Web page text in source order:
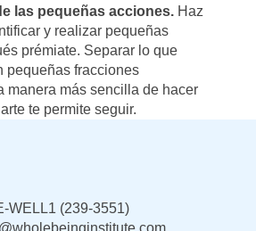
las pequeñas acciones.Haz
y realizar pequeñas
prémiate. Separar lo que
pequeñas fracciones
manera más sencilla de hacer
te permite seguir.
WELL1 (239-3551)